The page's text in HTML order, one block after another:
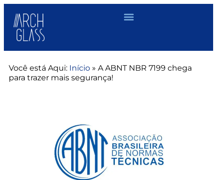
Você está Aqui: Início » A ABNT NBR 7199 chega
para trazer mais segurança!